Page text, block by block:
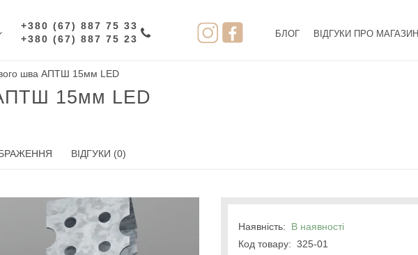
+380 (67) 887 75 33
+380 (67) 887 75 23
БЛОГ ВІДГУКИ ПРО МАГАЗИН
шва АПТШ 15мм LED
15мм LED
ВІДГУКИ (0)
Наявність: В наявності
Код товару: 325-01